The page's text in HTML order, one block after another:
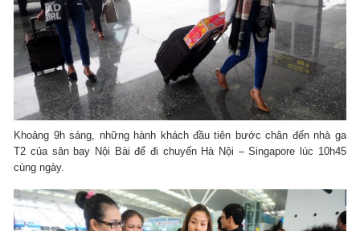
Khoảng 9h sáng, những hành khách đầu tiên bước chân đến nhà ga
T2 của sân bay Nội Bài để đi chuyến Hà Nội – Singapore lúc 10h45
cùng ngày.